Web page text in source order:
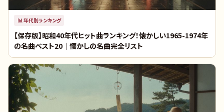
📊 年代別ランキング
【保存版】昭和40年代ヒット曲ランキング！懐かしい1965-1974年
の名曲ベスト20｜懐かしの名曲完全リスト